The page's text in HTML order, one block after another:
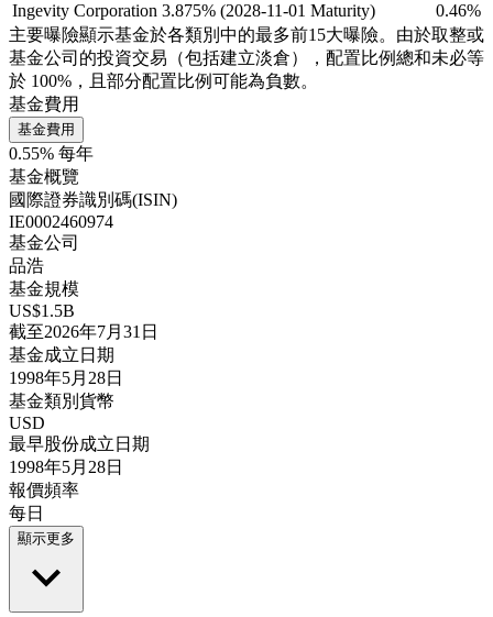
Ingevity Corporation 3.875% (2028-11-01 Maturity)
0.46%
主要曝險顯示基金於各類別中的最多前15大曝險。由於取整或
基金公司的投資交易（包括建立淡倉），配置比例總和未必等
於 100%，且部分配置比例可能為負數。
基金費用
基金費用
0.55% 每年
基金概覽
國際證券識別碼(ISIN)
IE0002460974
基金公司
品浩
基金規模
US$1.5B
截至2026年7月31日
基金成立日期
1998年5月28日
基金類別貨幣
USD
最早股份成立日期
1998年5月28日
報價頻率
每日
顯示更多